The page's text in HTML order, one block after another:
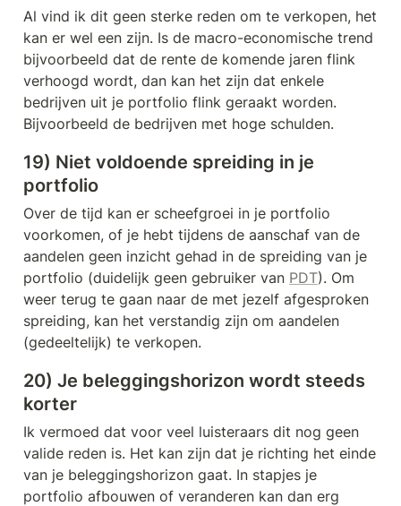
Al vind ik dit geen sterke reden om te verkopen, het
kan er wel een zijn. Is de macro-economische trend
bijvoorbeeld dat de rente de komende jaren flink
verhoogd wordt, dan kan het zijn dat enkele
bedrijven uit je portfolio flink geraakt worden.
Bijvoorbeeld de bedrijven met hoge schulden.
19) Niet voldoende spreiding in je
portfolio
Over de tijd kan er scheefgroei in je portfolio
voorkomen, of je hebt tijdens de aanschaf van de
aandelen geen inzicht gehad in de spreiding van je
portfolio (duidelijk geen gebruiker van PDT). Om
weer terug te gaan naar de met jezelf afgesproken
spreiding, kan het verstandig zijn om aandelen
(gedeeltelijk) te verkopen.
20) Je beleggingshorizon wordt steeds
korter
Ik vermoed dat voor veel luisteraars dit nog geen
valide reden is. Het kan zijn dat je richting het einde
van je beleggingshorizon gaat. In stapjes je
portfolio afbouwen of veranderen kan dan erg